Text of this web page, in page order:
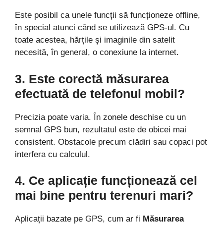
Este posibil ca unele funcții să funcționeze offline,
în special atunci când se utilizează GPS-ul. Cu
toate acestea, hărțile și imaginile din satelit
necesită, în general, o conexiune la internet.
3. Este corectă măsurarea
efectuată de telefonul mobil?
Precizia poate varia. În zonele deschise cu un
semnal GPS bun, rezultatul este de obicei mai
consistent. Obstacole precum clădiri sau copaci pot
interfera cu calculul.
4. Ce aplicație funcționează cel
mai bine pentru terenuri mari?
Aplicații bazate pe GPS, cum ar fi Măsurarea